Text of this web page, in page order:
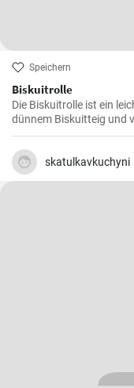
Speichern
Biskuitrolle
Die Biskuitrolle ist ein
dünnem Biskuitteig und
skatulkavkuchyni